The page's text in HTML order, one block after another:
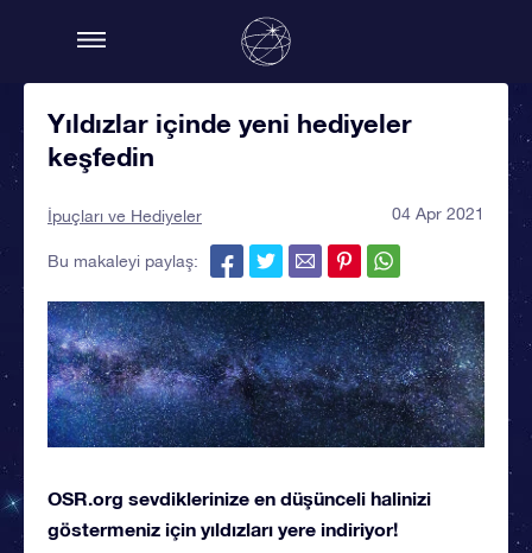
Yıldızlar içinde yeni hediyeler
keşfedin
İpuçları ve Hediyeler 04 Apr 2021
Bu makaleyi paylaş:
OSR.org sevdiklerinize en düşünceli halinizi
göstermeniz için yıldızları yere indiriyor!